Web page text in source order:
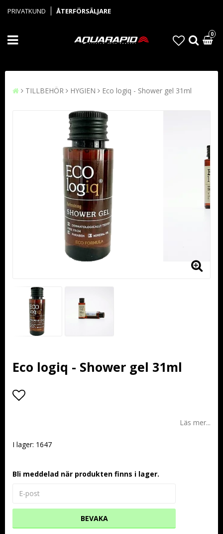
PRIVATKUND ÅTERFÖRSÄLJARE
0
TILLBEHÖR HYGIEN Eco logiq - Shower gel 31ml
Eco logiq - Shower gel 31ml
Läs mer...
I lager: 1647
Bli meddelad när produkten finns i lager.
BEVAKA